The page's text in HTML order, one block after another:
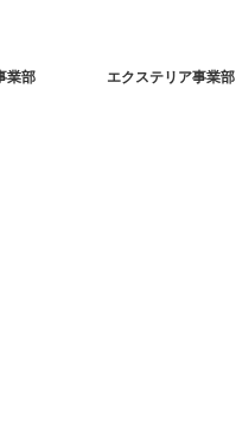
業部 エクステリア事業部